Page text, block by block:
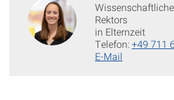
Rektors
in Elternzeit
Telefon:+49 711
E-Mail